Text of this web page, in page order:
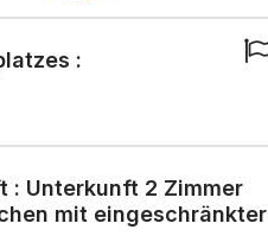
:
: Unterkunft 2 Zimmer
mit eingeschränkter